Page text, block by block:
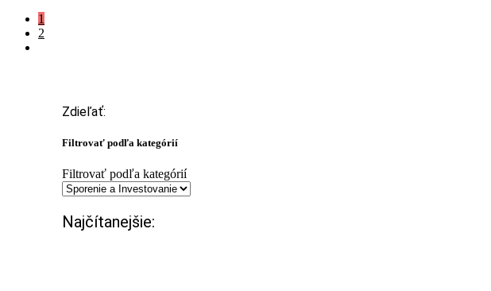
1
2
Zdieľať:
Filtrovať podľa kategórií
Filtrovať podľa kategórií
Najčítanejšie: